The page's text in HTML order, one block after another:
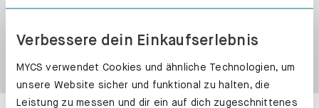
Verbessere dein Einkaufserlebnis
MYCS verwendet Cookies und ähnliche Technologien, um
unsere Website sicher und funktional zu halten, die
Leistung zu messen und dir ein auf dich zugeschnittenes